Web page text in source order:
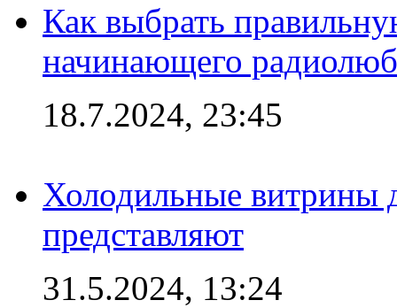
Как выбрать
начинающего
18.7.2024, 23:45
Холодильные витрины
представляют
31.5.2024, 13:24